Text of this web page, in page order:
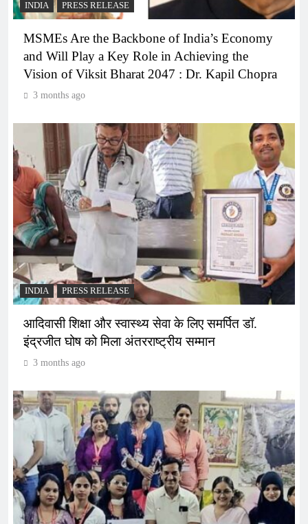
INDIA PRESS RELEASE
MSMEs Are the Backbone of India’s Economy
and Will Play a Key Role in Achieving the
Vision of Viksit Bharat 2047 : Dr. Kapil Chopra
3 months ago
INDIA PRESS RELEASE
आदिवासी शिक्षा और स्वास्थ्य सेवा के लिए समर्पित डॉ.
इंद्रजीत घोष को मिला अंतरराष्ट्रीय सम्मान
3 months ago